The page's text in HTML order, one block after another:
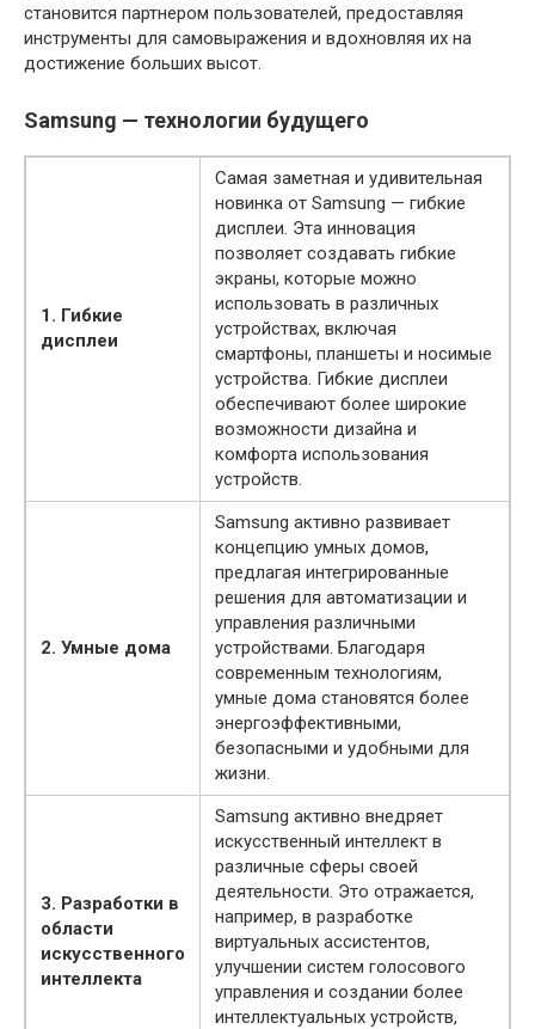
становится партнером пользователей, предоставляя
инструменты для самовыражения и вдохновляя их на
достижение больших высот.
Samsung — технологии будущего
1. Гибкие
дисплеи
Самая заметная и удивительная
новинка от Samsung — гибкие
дисплеи. Эта инновация
позволяет создавать гибкие
экраны, которые можно
использовать в различных
устройствах, включая
смартфоны, планшеты и носимые
устройства. Гибкие дисплеи
обеспечивают более широкие
возможности дизайна и
комфорта использования
устройств.
2. Умные дома
Samsung активно развивает
концепцию умных домов,
предлагая интегрированные
решения для автоматизации и
управления различными
устройствами. Благодаря
современным технологиям,
умные дома становятся более
энергоэффективными,
безопасными и удобными для
жизни.
3. Разработки в
области
искусственного
интеллекта
Samsung активно внедряет
искусственный интеллект в
различные сферы своей
деятельности. Это отражается,
например, в разработке
виртуальных ассистентов,
улучшении систем голосового
управления и создании более
интеллектуальных устройств,